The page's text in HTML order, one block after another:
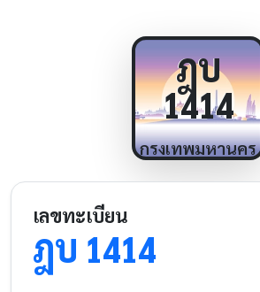
ฎบ
1414
กรุงเทพมหานคร
เลขทะเบียน
ฎบ 1414